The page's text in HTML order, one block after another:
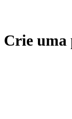
Crie uma